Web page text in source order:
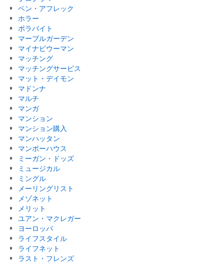
ベン・アフレック
ホラー
ボラバイト
マーブルガーデン
マイナビウーマン
マッチング
マッチングサービス
マット・デイモン
マドンナ
マルチ
マンガ
マンション
マンション購入
マンハッタン
マンボーハウス
ミーガン・ドッズ
ミュージカル
ミングル
メーリングリスト
メゾネット
メリット
ユアン・マクレガー
ヨーロッパ
ライフスタイル
ライフネット
ラスト・フレンズ